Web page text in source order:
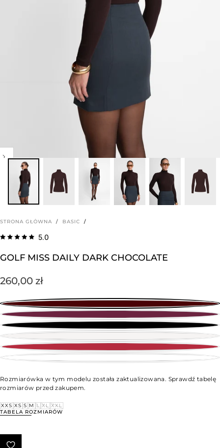
STRONA GŁÓWNA / BASIC /
5.0
GOLF MISS DAILY DARK CHOCOLATE
Cena
260,00 zł
Rozmiarówka w tym modelu została zaktualizowana. Sprawdź tabelę
rozmiarów przed zakupem.
ROZMIAR XXS
XXSWARIANT
WYPRZEDANY
LUB
XSWARIANT
WYPRZEDANY
LUB
SWARIANT
WYPRZEDANY
LUB
MWARIANT
WYPRZEDANY
LUB
LWARIANT
WYPRZEDANY
XLWARIANT
WYPRZEDANY
XXLWARIANT
WYPRZEDANY
TABELA ROZMIARÓW